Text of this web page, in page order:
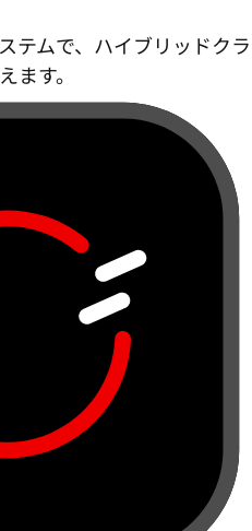
テムで、ハイブリッドクラ
ます。